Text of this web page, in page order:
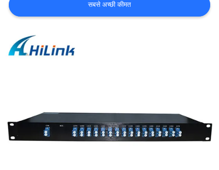
समाचार
मामले
साइटमैप
सबसे अच्छी कीमत